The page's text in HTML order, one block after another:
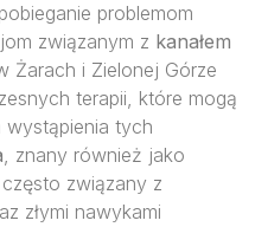
problemom
związanym z kanałem
Żarach i Zielonej Górze
terapii, które mogą
wystąpienia tych
, znany również jako
związany z
złymi nawykami